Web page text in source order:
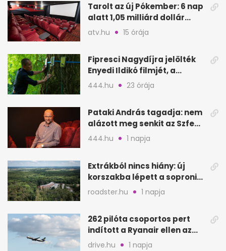
Tarolt az új Pókember: 6 nap
alatt 1,05 milliárd dollár
bevétel
atv.hu 15 órája
Fipresci Nagydíjra jelölték
Enyedi Ildikó filmjét, a
Csendes barátot
444.hu 23 órája
Pataki András tagadja: nem
alázott meg senkit az Szfe
felvételijén
444.hu 1 napja
Extrákból nincs hiány: új
korszakba lépett a soproni
Fagus Hotel
roadster.hu 1 napja
262 pilóta csoportos pert
indított a Ryanair ellen az
Egyesült Királyságban
drive.hu 1 napja